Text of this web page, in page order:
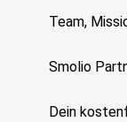
Team,
Smolio
Dein